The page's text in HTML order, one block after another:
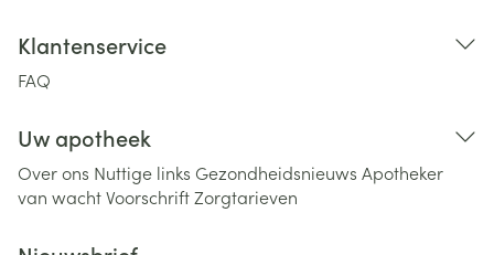
Klantenservice
FAQ
Uw apotheek
Over ons Nuttige links Gezondheidsnieuws Apotheker
van wachtVoorschriftZorgtarieven